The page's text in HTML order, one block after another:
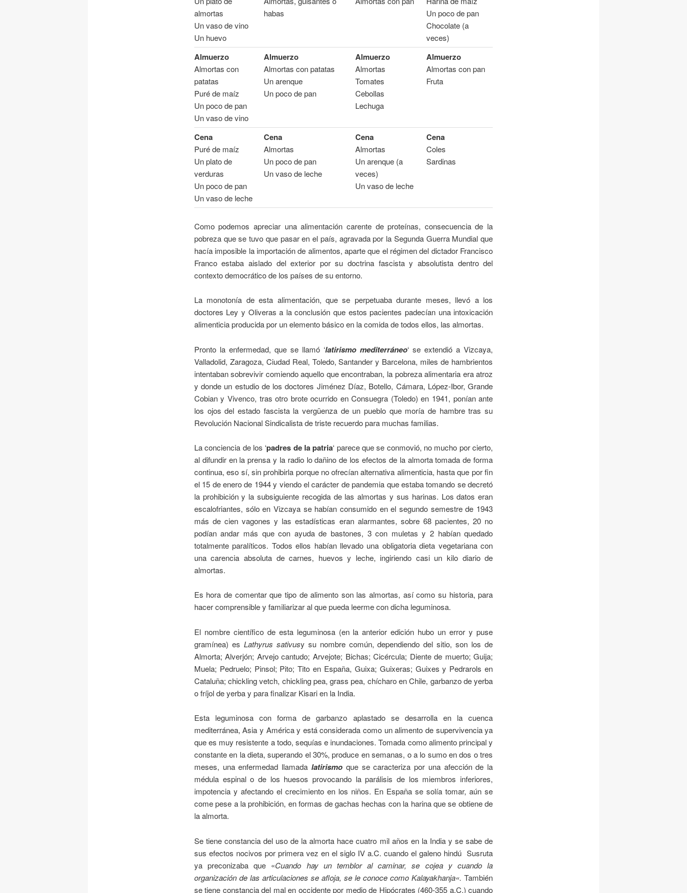
almortas
Un vaso de vino
Un huevo
habas
Un poco de pan
Chocolate (a
veces)
Almuerzo
Almortas con
patatas
Puré de maíz
Un poco de pan
Un vaso de vino
Almuerzo
Almortas con patatas
Un arenque
Un poco de pan
Almuerzo
Almortas
Tomates
Cebollas
Lechuga
Almuerzo
Almortas con pan
Fruta
Cena
Puré de maíz
Un plato de
verduras
Un poco de pan
Un vaso de leche
Cena
Almortas
Un poco de pan
Un vaso de leche
Cena
Almortas
Un arenque (a
veces)
Un vaso de leche
Cena
Coles
Sardinas
Como podemos apreciar una alimentación carente de proteínas, consecuencia de la
pobreza que se tuvo que pasar en el país, agravada por la Segunda Guerra Mundial que
hacía imposible la importación de alimentos, aparte que el régimen del dictador Francisco
Franco estaba aislado del exterior por su doctrina fascista y absolutista dentro del
contexto democrático de los países de su entorno.
La monotonía de esta alimentación, que se perpetuaba durante meses, llevó a los
doctores Ley y Oliveras a la conclusión que estos pacientes padecían una intoxicación
alimenticia producida por un elemento básico en la comida de todos ellos, las almortas.
Pronto la enfermedad, que se llamó ‘latirismo mediterráneo‘ se extendió a Vizcaya,
Valladolid, Zaragoza, Ciudad Real, Toledo, Santander y Barcelona, miles de hambrientos
intentaban sobrevivir comiendo aquello que encontraban, la pobreza alimentaria era atroz
y donde un estudio de los doctores Jiménez Díaz, Botello, Cámara, López-Ibor, Grande
Cobian y Vivenco, tras otro brote ocurrido en Consuegra (Toledo) en 1941, ponían ante
los ojos del estado fascista la vergüenza de un pueblo que moría de hambre tras su
Revolución Nacional Sindicalista de triste recuerdo para muchas familias.
La conciencia de los ‘padres de la patria‘ parece que se conmovió, no mucho por cierto,
al difundir en la prensa y la radio lo dañino de los efectos de la almorta tomada de forma
continua, eso sí, sin prohibirla porque no ofrecían alternativa alimenticia, hasta que por fin
el 15 de enero de 1944 y viendo el carácter de pandemia que estaba tomando se decretó
la prohibición y la subsiguiente recogida de las almortas y sus harinas. Los datos eran
escalofriantes, sólo en Vizcaya se habían consumido en el segundo semestre de 1943
más de cien vagones y las estadísticas eran alarmantes, sobre 68 pacientes, 20 no
podían andar más que con ayuda de bastones, 3 con muletas y 2 habían quedado
totalmente paralíticos. Todos ellos habían llevado una obligatoria dieta vegetariana con
una carencia absoluta de carnes, huevos y leche, ingiriendo casi un kilo diario de
almortas.
Es hora de comentar que tipo de alimento son las almortas, así como su historia, para
hacer comprensible y familiarizar al que pueda leerme con dicha leguminosa.
El nombre científico de esta leguminosa (en la anterior edición hubo un error y puse
gramínea) es Lathyrus sativusy su nombre común, dependiendo del sitio, son los de
Almorta; Alverjón; Arvejo cantudo; Arvejote; Bichas; Cicércula; Diente de muerto; Guija;
Muela; Pedruelo; Pinsol; Pito; Tito en España, Guixa; Guixeras; Guixes y Pedrarols en
Cataluña; chickling vetch, chickling pea, grass pea, chícharo en Chile, garbanzo de yerba
o fríjol de yerbay para finalizar Kisarien la India.
Esta leguminosa con forma de garbanzo aplastado se desarrolla en la cuenca
mediterránea, Asia y América y está considerada como un alimento de supervivencia ya
que es muy resistente a todo, sequías e inundaciones. Tomada como alimento principal y
constante en la dieta, superando el 30%, produce en semanas, o a lo sumo en dos o tres
meses, una enfermedad llamada latirismo que se caracteriza por una afección de la
médula espinal o de los huesos provocando la parálisis de los miembros inferiores,
impotencia y afectando el crecimiento en los niños. En España se solía tomar, aún se
come pese a la prohibición, en formas de gachas hechas con la harina que se obtiene de
la almorta.
Se tiene constancia del uso de la almorta hace cuatro mil años en la India y se sabe de
sus efectos nocivos por primera vez en el siglo IV a.C. cuando el galeno hindú Susruta
ya preconizaba que «Cuando hay un temblor al caminar, se cojea y cuando la
organización de las articulaciones se afloja, se le conoce como Kalayakhanja«.También
se tiene constancia del mal en occidente por medio de Hipócrates (460-355 a.C.) cuando